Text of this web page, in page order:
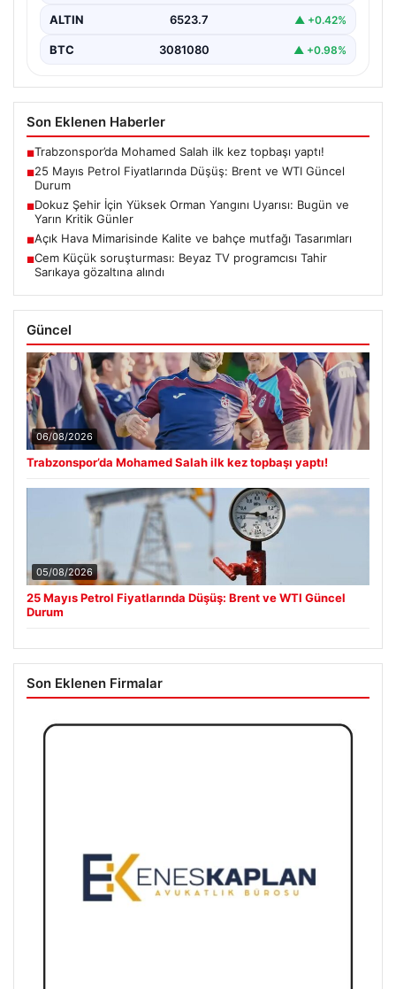
ALTIN 6523.7 ▲ +0.42%
BTC 3081080 ▲ +0.98%
Son Eklenen Haberler
■Trabzonspor’da Mohamed Salah ilk kez topbaşı yaptı!
■25 Mayıs Petrol Fiyatlarında Düşüş: Brent ve WTI Güncel
Durum
■Dokuz Şehir İçin Yüksek Orman Yangını Uyarısı: Bugün ve
Yarın Kritik Günler
■Açık Hava Mimarisinde Kalite ve bahçe mutfağı Tasarımları
■Cem Küçük soruşturması: Beyaz TV programcısı Tahir
Sarıkaya gözaltına alındı
Güncel
06/08/2026
Trabzonspor’da Mohamed Salah ilk kez topbaşı yaptı!
05/08/2026
25 Mayıs Petrol Fiyatlarında Düşüş: Brent ve WTI Güncel
Durum
Son Eklenen Firmalar